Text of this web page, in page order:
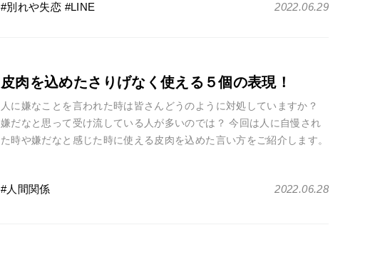
別れや失恋 LINE 2022.06.29
皮肉を込めたさりげなく使える５個の表現！
人に嫌なことを言われた時は皆さんどうのように対処していますか？
嫌だなと思って受け流している人が多いのでは？ 今回は人に自慢され
た時や嫌だなと感じた時に使える皮肉を込めた言い方をご紹介します。
人間関係 2022.06.28